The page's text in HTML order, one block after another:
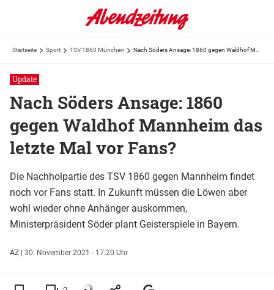
Startseite Sport TSV 1860 München
Update
Nach Söders Ansage: 1860
gegen Waldhof Mannheim das
letzte Mal vor Fans?
Die Nachholpartie des TSV 1860 gegen Mannheim findet
noch vor Fans statt. In Zukunft müssen die Löwen aber
wohl wieder ohne Anhänger auskommen,
Ministerpräsident Söder plant Geisterspiele in Bayern.
AZ 30. November 2021 - 17:20 Uhr